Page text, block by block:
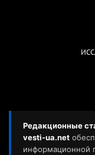
Редакционные
vesti-ua.net
информационной